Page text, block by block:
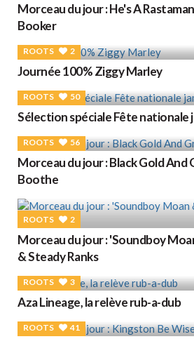
Morceau du jour : He's A
Booker
ROOTS 2
Journée 100% Ziggy Marley
ROOTS 50
Sélection spéciale Fête nationale
ROOTS 56
Morceau du jour : Black Gold And
Boothe
ROOTS 2
Morceau du jour : 'Soundboy
& Steady Ranks
ROOTS 3
Aza Lineage, la relève rub-a-dub
ROOTS 41